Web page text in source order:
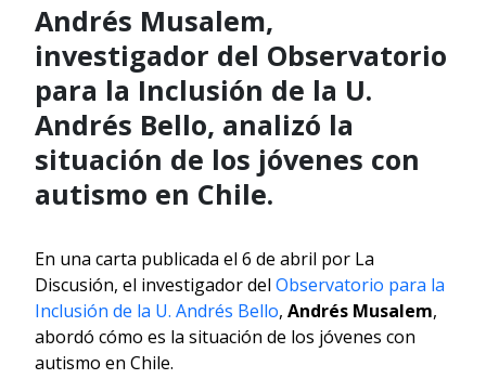
Andrés Musalem,
investigador del Observatorio
para la Inclusión de la U.
Andrés Bello, analizó la
situación de los jóvenes con
autismo en Chile.
En una carta publicada el 6 de abril por La
Discusión, el investigador del Observatorio para la
Inclusión de la U. Andrés Bello, Andrés Musalem,
abordó cómo es la situación de los jóvenes con
autismo en Chile.